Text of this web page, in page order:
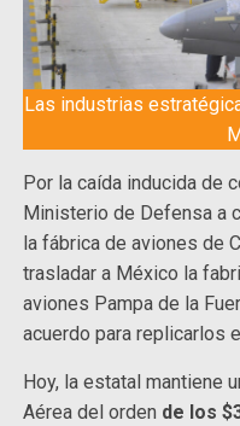
Las industrias
Por la caída inducida de
Ministerio de Defensa a
la fábrica de aviones de
trasladar a México la
aviones Pampa de la
acuerdo para replicarlos
Hoy, la estatal mantiene
Aérea del orden de los